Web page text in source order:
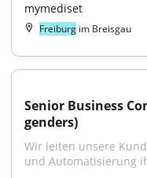
mymediset
Freiburg im Breisgau
Senior Business
genders)
Wir leiten unsere
und Automatisierung